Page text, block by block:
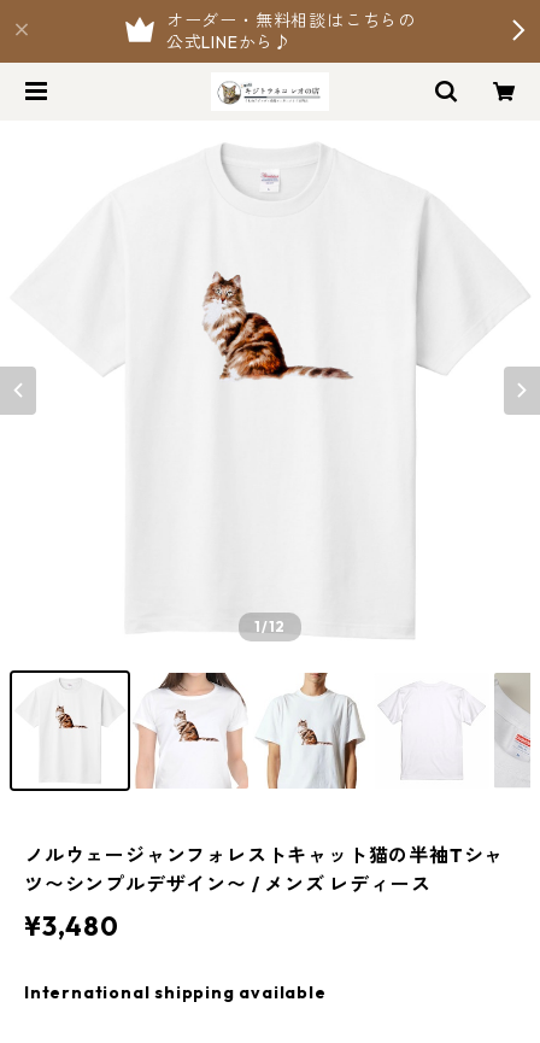
オーダー・無料相談はこちらの
公式LINEから♪
1/12
ノルウェージャンフォレストキャット猫の半袖Tシャ
ツ〜シンプルデザイン〜 / メンズ レディース
¥3,480
International shipping available